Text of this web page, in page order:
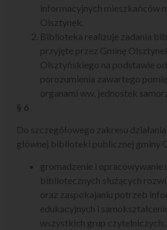
informacyjnych mieszkańców
Olsztynek.
Biblioteka realizuje zadania
przyjęte przez Gminę
Olsztyńskiego na podstawie
porozumienia zawartego
organami ww. jednostek
§ 6
Do szczegółowego zakresu
głównej biblioteki publicznej gminy
gromadzenie i opracowywanie
bibliotecznych służących
oraz zaspokajaniu potrzeb
edukacyjnych i
wszystkich grup czytelniczych,